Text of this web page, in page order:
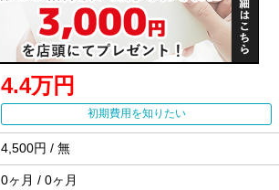
4.4万円
初期費用を知りたい
4,500円 / 無
0ヶ月 / 0ヶ月